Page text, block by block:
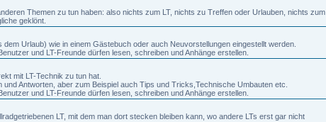
Themen zu tun haben: also nichts zum LT, nichts zu Treffen oder Urlauben, nichts zum
geklönt.
Urlaub) wie in einem Gästebuch oder auch Neuvorstellungen eingestellt werden.
und LT-Freunde dürfen lesen, schreiben und Anhänge erstellen.
mit LT-Technik zu tun hat.
Antworten, aber zum Beispiel auch Tips und Tricks,Technische Umbauten etc.
und LT-Freunde dürfen lesen, schreiben und Anhänge erstellen.
LT, mit dem man dort stecken bleiben kann, wo andere LTs erst gar nicht